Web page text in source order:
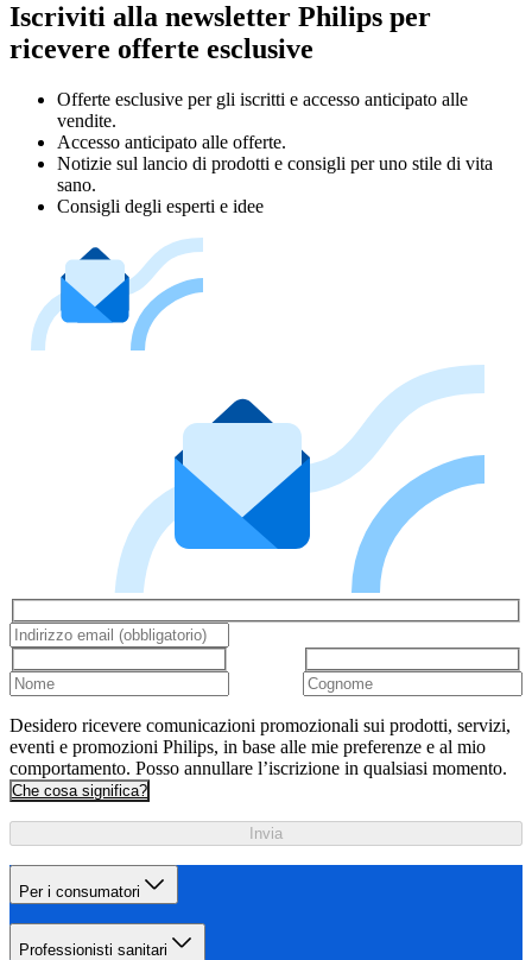
Iscriviti alla newsletter Philips per
ricevere offerte esclusive
Offerte esclusive per gli iscritti e accesso anticipato alle
vendite.
Accesso anticipato alle offerte.
Notizie sul lancio di prodotti e consigli per uno stile di vita
sano.
Consigli degli esperti e idee
Desidero ricevere comunicazioni promozionali sui prodotti, servizi,
eventi e promozioni Philips, in base alle mie preferenze e al mio
comportamento. Posso annullare l’iscrizione in qualsiasi momento.
Che cosa significa?
Invia
Per i consumatori
Professionisti sanitari